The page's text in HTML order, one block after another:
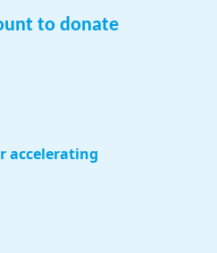
to donate
accelerating